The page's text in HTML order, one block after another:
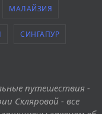
МАЛАЙЗИЯ
СИНГАПУР
путешествия -
Скляровой - все